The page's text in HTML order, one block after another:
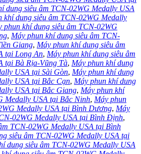
dung siêu âm TCN-02WG Medally USA
khí dung siêu âm TCN-02WG Medally
phun khí dung siêu âm TCN-02WG
, Máy phun khí dung siêu âm TCN-
Giang, Máy phun khí dung siêu âm
tại Long An, Máy phun khí dung siêu âm
tại Bà Rịa-Vũng Tà, Máy phun khí dung
USA tại Sài Gòn, Máy phun khí dung
USA tại Bắc Cạn, Máy phun khí dung
USA tại Bắc Giang, Máy phun khí
Medally USA tại Bắc Ninh, Máy phun
Medally USA tại Bình Dương, Máy
02WG Medally USA tại Bình Định,
TCN-02WG Medally USA tại Bình
siêu âm TCN-02WG Medally USA tại
dung siêu âm TCN-02WG Medally USA